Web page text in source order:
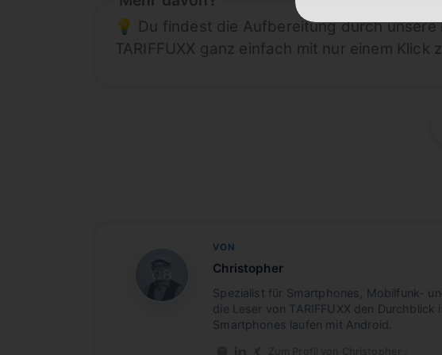
💡 Du findest die Aufbereitung durch
TARIFFUXX ganz einfach mit nur einem Klick
CB
VON
Christopher
Spezialist für Smartphones, Mobilfunk-
die Leser von TARIFFUXX den
Smartphones laufen mit Android.